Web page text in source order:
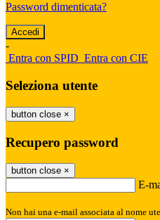
Password dimenticata?
-
Entra con SPID Entra con CIE
Seleziona utente
button close ×
Recupero password
button close ×
E-
Non hai una e-mail associata al nome